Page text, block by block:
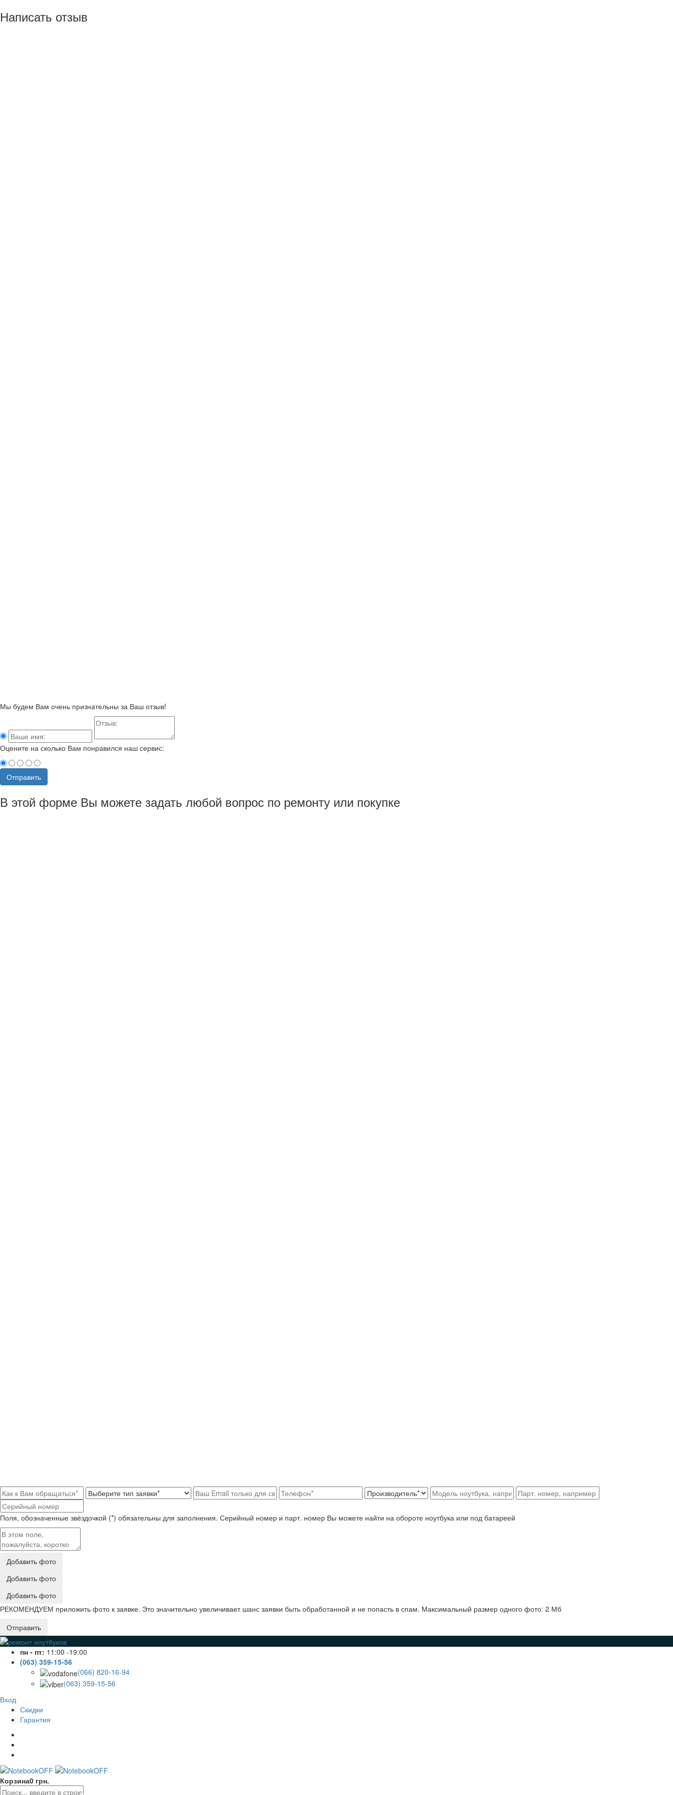
Написать отзыв
Мы будем Вам очень признательны за Ваш отзыв!
Оцените на сколько Вам понравился наш сервис:
Отправить
В этой форме Вы можете задать любой вопрос по ремонту или покупке
Поля, обозначенные звёздочкой (*) обязательны для заполнения. Серийный номер и парт. номер Вы можете найти на обороте ноутбука или под батареей
Добавить фото
Добавить фото
Добавить фото
РЕКОМЕНДУЕМ приложить фото к заявке. Это значительно увеличивает шанс заявки быть обработанной и не попасть в спам. Максимальный размер одного фото: 2 Мб
Отправить
пн - пт: 11:00 -19:00
(063) 359-15-56
(066) 820-16-94
(063) 359-15-56
Вход
Скидки
Гарантия
Корзина0 грн.